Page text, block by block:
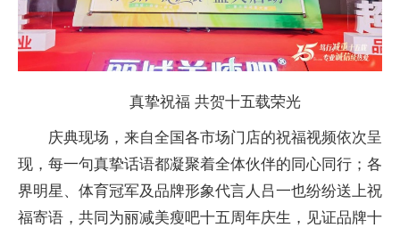
真挚祝福 共贺十五载荣光
庆典现场，来自全国各市场门店的祝福视频依次呈
现，每一句真挚话语都凝聚着全体伙伴的同心同行；各
界明星、体育冠军及品牌形象代言人吕一也纷纷送上祝
福寄语，共同为丽减美瘦吧十五周年庆生，见证品牌十